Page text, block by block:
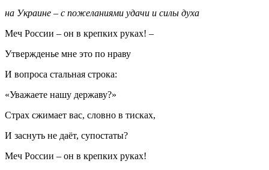
на Украине – с пожеланиями удачи и силы духа
Меч России – он в крепких руках! –
Утвержденье мне это по нраву
И вопроса стальная строка:
«Уважаете нашу державу?»
Страх сжимает вас, словно в тисках,
И заснуть не даёт, супостаты?
Меч России – он в крепких руках!